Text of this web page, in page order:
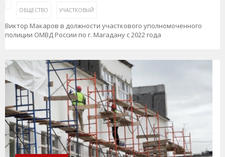
ОБЩЕСТВО УЧАСТКОВЫЙ
Виктор Макаров в должности участкового уполномоченного
полиции ОМВД России по г. Магадану с 2022 года